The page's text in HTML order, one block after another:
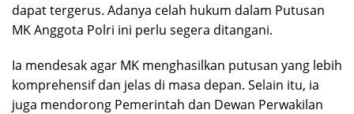
dapat tergerus. Adanya celah hukum dalam Putusan
MK Anggota Polri ini perlu segera ditangani.
Ia mendesak agar MK menghasilkan putusan yang lebih
komprehensif dan jelas di masa depan. Selain itu, ia
juga mendorong Pemerintah dan Dewan Perwakilan